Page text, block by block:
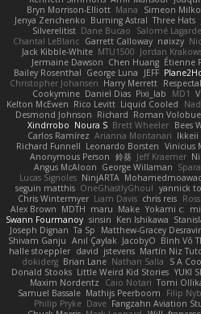
Bryn Morrison-Elliott Mana Simeon
Jenya Zenchenko Burning Astral Three Hats
Silverelitist Dane Bucao Salomé Lagarde
Chantal LeBlanc Garrett Calloway nøixzy
Jack Kibble-White MTU1500 Jordan
Jermaine Dawson Chen Huang Étienne
Bailey Rosenthal George Luna JEFF
Christopher Johansen Harry Merrett
Cookymine Daniel Dias Pixi_lab MD1
Kelton McEwen Rico Levitt Liquid Cooled
Desmond Johnson Richard Roman
Xindrrobo Noura S Brett Wheeler Bees
Carlos Ramírez Arianna Montanari Ikkeii
Richard Funnell Leonardo Borsten Vinicius
Anonymous Person 鈴葵 Jeff Kraemer
Angus McAloon George Willaman
Lucas Signoles NinjARTA
seguin matthis OneGhastlyGhoul yannick
Chris Wintermyer Liam Davis chris reis Ross
Alex Brown MDTH maru Make Yokami c:
Swann Fourmanoy sinsin Ken Ishikawa
Joseph Dignan Ta Sp Matthew-Gracey
Shivam Ganju Anıl Çaylak JacobyO Bình Võ
halle stoeppler david jstevens Martín Niz
dokiderg Brian Lane Nathan Salla S A
Donald Stooks Little Weird Kid Stories YUKI
Maxim Nordentz
Caio Notari Tomi
Samuel Bassale Mathijs Peerboom Filip
Philip Pryke Dave Fangzahn Aviation